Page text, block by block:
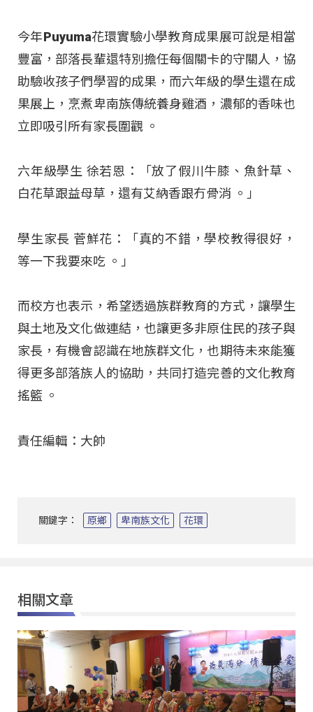
今年Puyuma花環實驗小學教育成果展可說是相當
豐富，部落長輩還特別擔任每個關卡的守關人，協
助驗收孩子們學習的成果，而六年級的學生還在成
果展上，烹煮卑南族傳統養身雞酒，濃郁的香味也
立即吸引所有家長圍觀 。
六年級學生 徐若恩：「放了假川牛膝、魚針草、
白花草跟益母草，還有艾納香跟冇骨消 。」
學生家長 菅鮮花：「真的不錯，學校教得很好，
等一下我要來吃 。」
而校方也表示，希望透過族群教育的方式，讓學生
與土地及文化做連結，也讓更多非原住民的孩子與
家長，有機會認識在地族群文化，也期待未來能獲
得更多部落族人的協助，共同打造完善的文化教育
搖籃 。
責任編輯：大帥
關鍵字： 原鄉 卑南族文化 花環
相關文章